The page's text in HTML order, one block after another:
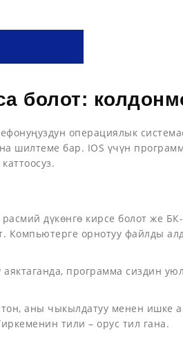
болот:
операциялык
шилтеме бар. IOS үчүн
дүкөнгө кирсе болот же
Компьютерге орнотуу файлды
программа сиздин
аны чыкылдатуу менен ишке
тили – орус тил гана.